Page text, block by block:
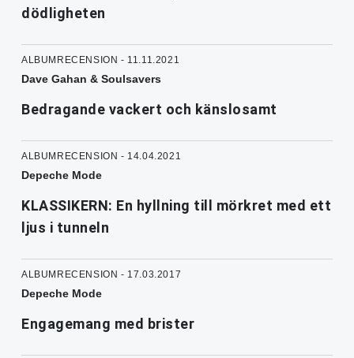
dödligheten
ALBUMRECENSION - 11.11.2021
Dave Gahan & Soulsavers
Bedragande vackert och känslosamt
ALBUMRECENSION - 14.04.2021
Depeche Mode
KLASSIKERN: En hyllning till mörkret med ett
ljus i tunneln
ALBUMRECENSION - 17.03.2017
Depeche Mode
Engagemang med brister